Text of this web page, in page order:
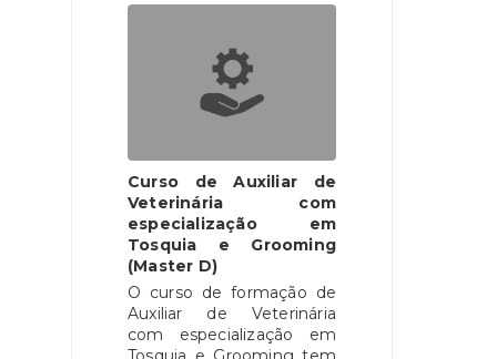
Curso de Auxiliar de
Veterinária com
especialização em
Tosquia e Grooming
(Master D)
O curso de formação de
Auxiliar de Veterinária
com especialização em